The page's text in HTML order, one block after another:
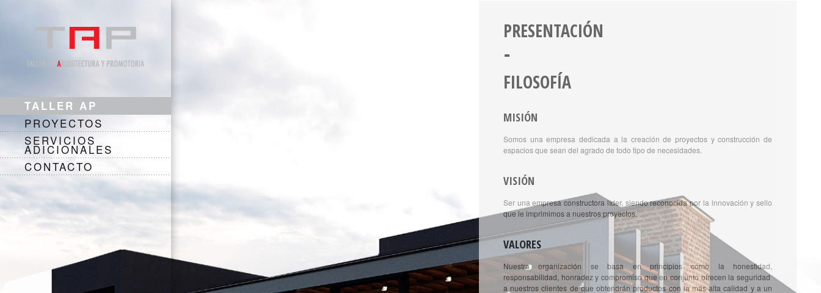
TALLER AP
PROYECTOS
SERVICIOS
ADICIONALES
CONTACTO
PRESENTACIÓN
FILOSOFÍA
MISIÓN
Somos una empresa dedicada a la creación de proyectos y construcción de
espacios que sean del agrado de todo tipo de necesidades.
VISIÓN
Ser una empresa constructora líder, siendo reconocida por la innovación y sello
que le imprimimos a nuestros proyectos.
VALORES
Nuestra organización se basa en principios como la honestidad,
responsabilidad, honradez y compromiso que en conjunto ofrecen la seguridad
a nuestros clientes de que obtendrán productos con la más alta calidad y a un